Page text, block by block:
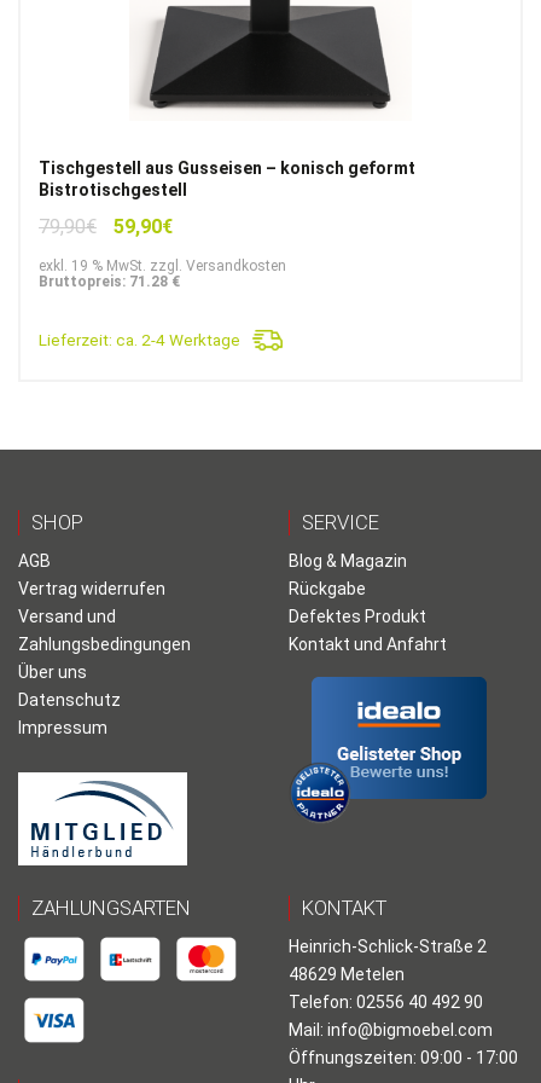
Tischgestell aus Gusseisen – konisch geformt
Bistrotischgestell
79,90€
Ursprünglicher
war:
59,90€Aktueller
ist:
exkl. 19 % MwSt. zzgl. Versandkosten
Bruttopreis: 71.28 €
Lieferzeit: ca. 2-4 Werktage
SHOP
AGB
Vertrag widerrufen
Versand und
Zahlungsbedingungen
Über uns
Datenschutz
Impressum
SERVICE
Blog & Magazin
Rückgabe
Defektes Produkt
Kontakt und Anfahrt
ZAHLUNGSARTEN KONTAKT
Heinrich-Schlick-Straße 2
48629 Metelen
Telefon: 02556 40 492 90
Mail: info@bigmoebel.com
Öffnungszeiten: 09:00 - 17:00